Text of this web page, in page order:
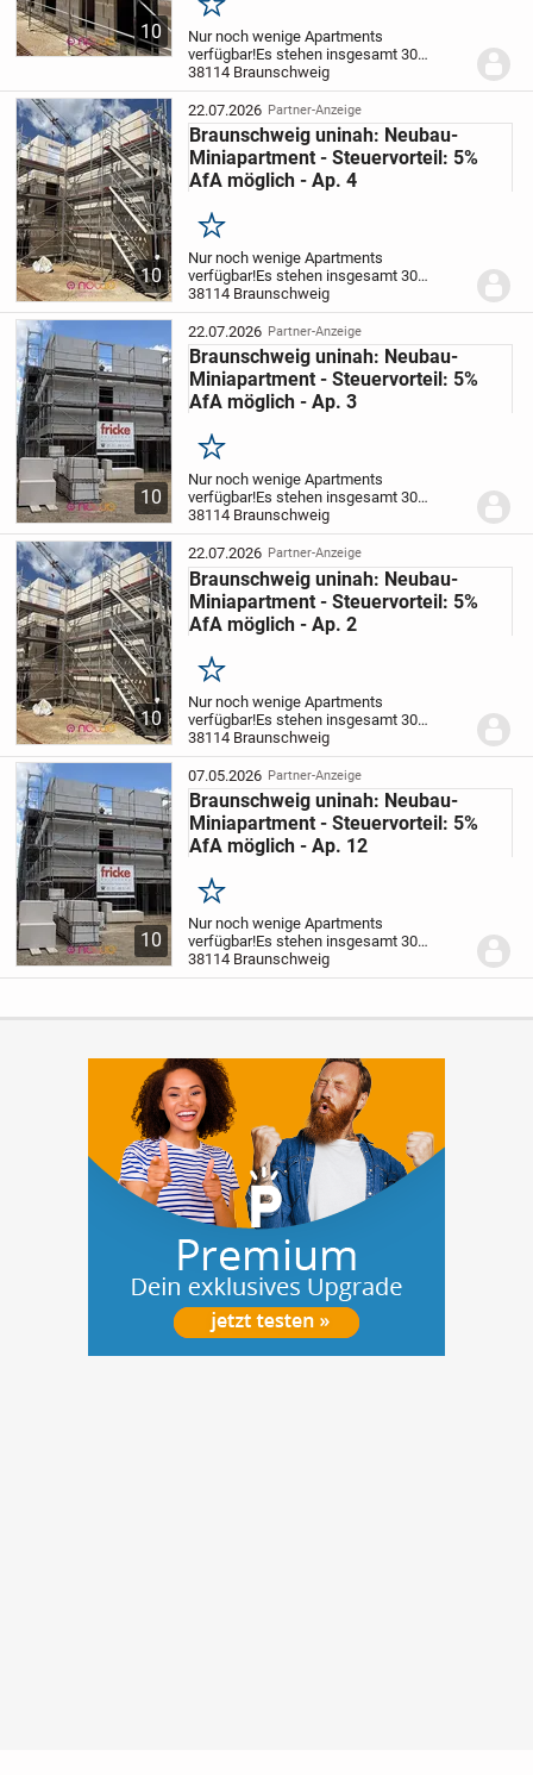
10
Merken
Nur noch wenige Apartments
verfügbar!Es stehen insgesamt 30
bezugsfertige Apartments (28 x 1-Zimmer,
2 x 2-Zimmer) in unserem Neubauprojekt
in Braunschweig zum Verkauf. Es wird,
ruhig gelegen, auf...
38114 Braunschweig
10
22.07.2026 Partner-Anzeige
Braunschweig uninah: Neubau-
Miniapartment - Steuervorteil: 5%
AfA möglich - Ap. 4
Merken
Nur noch wenige Apartments
verfügbar!Es stehen insgesamt 30
bezugsfertige Apartments (28 x 1-Zimmer,
2 x 2-Zimmer) in unserem Neubauprojekt
in Braunschweig zum Verkauf. Es wird,
ruhig gelegen, auf...
38114 Braunschweig
10
22.07.2026 Partner-Anzeige
Braunschweig uninah: Neubau-
Miniapartment - Steuervorteil: 5%
AfA möglich - Ap. 3
Merken
Nur noch wenige Apartments
verfügbar!Es stehen insgesamt 30
bezugsfertige Apartments (28 x 1-Zimmer,
2 x 2-Zimmer) in unserem Neubauprojekt
in Braunschweig zum Verkauf. Es wird,
ruhig gelegen, auf...
38114 Braunschweig
10
22.07.2026 Partner-Anzeige
Braunschweig uninah: Neubau-
Miniapartment - Steuervorteil: 5%
AfA möglich - Ap. 2
Merken
Nur noch wenige Apartments
verfügbar!Es stehen insgesamt 30
bezugsfertige Apartments (28 x 1-Zimmer,
2 x 2-Zimmer) in unserem Neubauprojekt
in Braunschweig zum Verkauf. Es wird,
ruhig gelegen, auf...
38114 Braunschweig
10
07.05.2026 Partner-Anzeige
Braunschweig uninah: Neubau-
Miniapartment - Steuervorteil: 5%
AfA möglich - Ap. 12
Merken
Nur noch wenige Apartments
verfügbar!Es stehen insgesamt 30
bezugsfertige Apartments (28 x 1-Zimmer,
2 x 2-Zimmer) in unserem Neubauprojekt
38114 Braunschweig